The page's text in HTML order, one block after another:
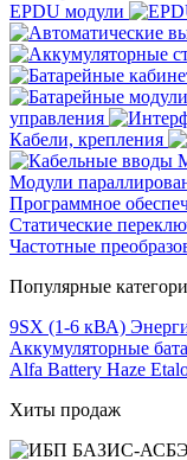
EPDU модули
управления
Кабели, крепления
Модули
Программное
Статические
Частотные
Популярные
9SX (1-6 кВА)
Аккумуляторные
Alfa Battery Haze
Хиты продаж